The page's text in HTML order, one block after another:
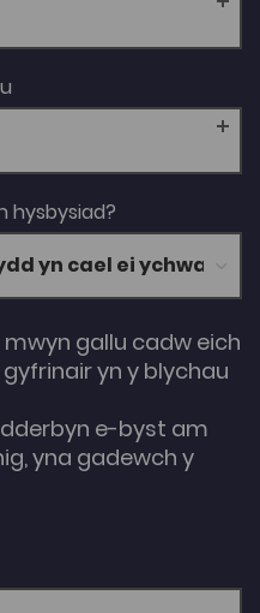
hysbysiad?
gallu cadw eich
yn y blychau
e-byst am
yna gadewch y